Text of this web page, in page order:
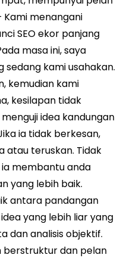
Kami menangani
SEO ekor panjang
masa ini, saya
sedang kami usahakan.
kemudian kami
kesilapan tidak
idea kandungan
ia tidak berkesan,
atau teruskan. Tidak
membantu anda
yang lebih baik.
antara pandangan
yang lebih liar yang
dan analisis objektif.
berstruktur dan pelan